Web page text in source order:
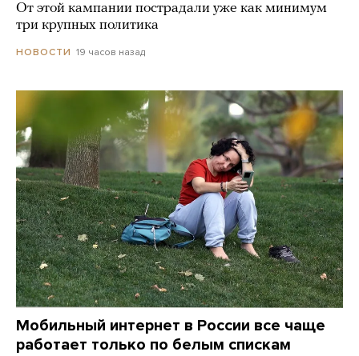
От этой кампании пострадали уже как минимум
три крупных политика
НОВОСТИ 19 часов назад
Мобильный интернет в России все чаще
работает только по белым спискам